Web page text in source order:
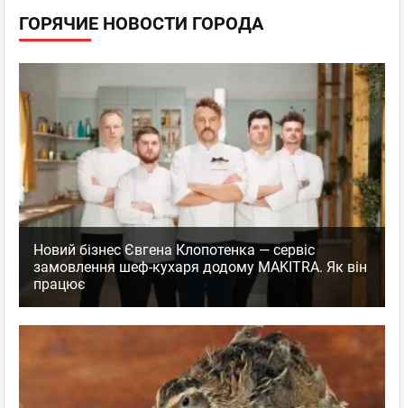
ГОРЯЧИЕ НОВОСТИ ГОРОДА
Новий бізнес Євгена Клопотенка — сервіс
замовлення шеф-кухаря додому MAKITRA. Як він
працює